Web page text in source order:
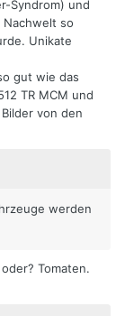
Syndrom) und
so
Unikate
gut wie das
TR MCM und
von den
werden
Tomaten.